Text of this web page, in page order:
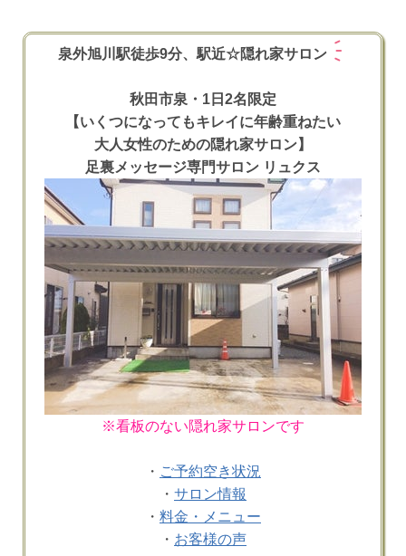
泉外旭川駅徒歩9分、駅近☆隠れ家サロン
秋田市泉・1日2名限定
【いくつになってもキレイに年齢重ねたい
大人女性のための隠れ家サロン】
足裏メッセージ専門サロン リュクス
※看板のない隠れ家サロンです
・ ご予約空き状況
・ サロン情報
・ 料金・メニュー
・ お客様の声